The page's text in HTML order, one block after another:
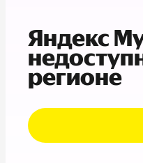
Яндекс
регионе